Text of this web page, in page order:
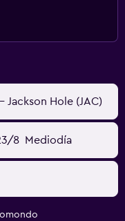
Jackson Hole (JAC)
8 Mediodía